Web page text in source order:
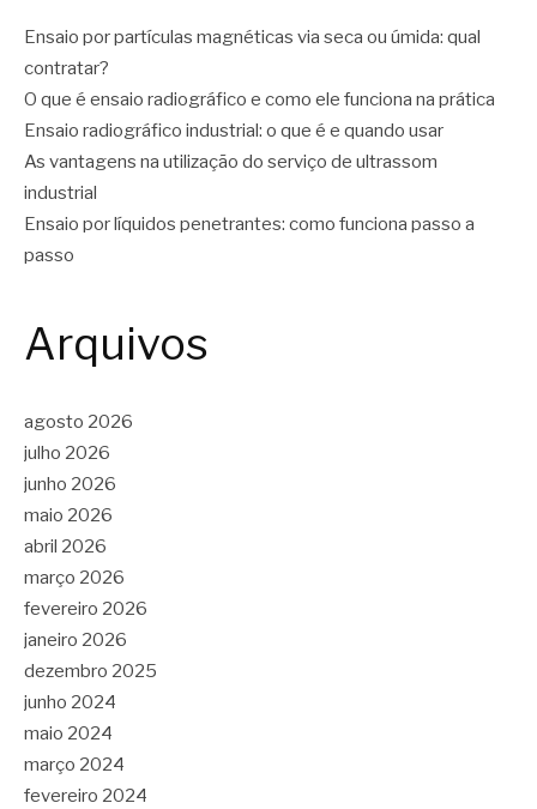
Ensaio por partículas magnéticas via seca ou úmida: qual
contratar?
O que é ensaio radiográfico e como ele funciona na prática
Ensaio radiográfico industrial: o que é e quando usar
As vantagens na utilização do serviço de ultrassom
industrial
Ensaio por líquidos penetrantes: como funciona passo a
passo
Arquivos
agosto 2026
julho 2026
junho 2026
maio 2026
abril 2026
março 2026
fevereiro 2026
janeiro 2026
dezembro 2025
junho 2024
maio 2024
março 2024
fevereiro 2024